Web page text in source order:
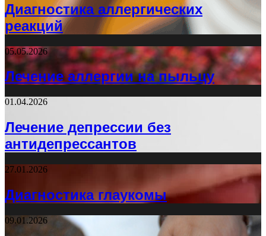
Диагностика аллергических
реакций
05.05.2026
Лечение аллергии на пыльцу
01.04.2026
Лечение депрессии без
антидепрессантов
27.01.2026
Диагностика глаукомы
09.01.2026